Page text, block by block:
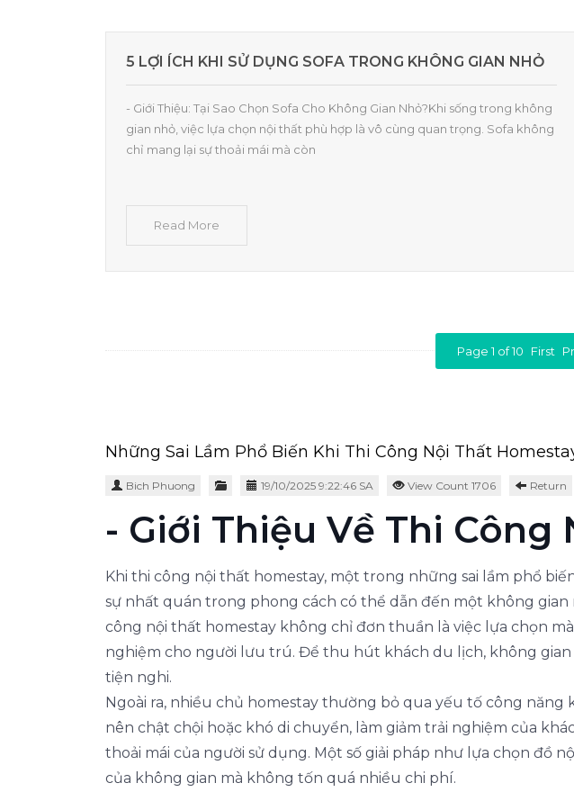
5 LỢI ÍCH KHI SỬ DỤNG SOFA TRONG KHÔNG GIAN NHỎ
- Giới Thiệu: Tại Sao Chọn Sofa Cho Không Gian Nhỏ?Khi sống trong không
gian nhỏ, việc lựa chọn nội thất phù hợp là vô cùng quan trọng. Sofa không
chỉ mang lại sự thoải mái mà còn
Read More
Page 1 of 10 First
Những Sai Lầm Phổ Biến Khi Thi Công Nội Thất
Bich Phuong 19/10/2025 9:22:46 SA View Count 1706 Return
- Giới Thiệu Về Thi
Khi thi công nội thất homestay, một trong những sai lầm phổ
sự nhất quán trong phong cách có thể dẫn đến một không
công nội thất homestay không chỉ đơn thuần là việc lựa chọn
nghiệm cho người lưu trú. Để thu hút khách du lịch, không gian
tiện nghi.
Ngoài ra, nhiều chủ homestay thường bỏ qua yếu tố công
nên chật chội hoặc khó di chuyển, làm giảm trải nghiệm của
thoải mái của người sử dụng. Một số giải pháp như lựa chọn đồ
của không gian mà không tốn quá nhiều chi phí.